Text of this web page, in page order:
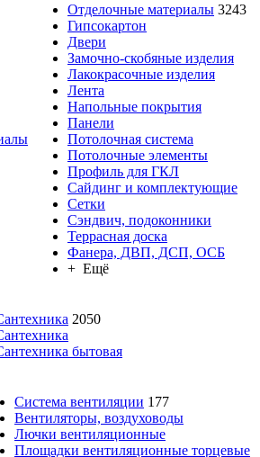
Отделочные материалы 3243
Гипсокартон
Двери
Замочно-скобяные изделия
Лакокрасочные изделия
Лента
Напольные покрытия
Панели
Потолочная система
Потолочные элементы
Профиль для ГКЛ
Сайдинг и комплектующие
Сетки
Сэндвич, подоконники
Террасная доска
Фанера, ДВП, ДСП, ОСБ
+ Ещё
2050
бытовая
Система вентиляции 177
Вентиляторы, воздуховоды
Лючки вентиляционные
Площадки вентиляционные торцевые